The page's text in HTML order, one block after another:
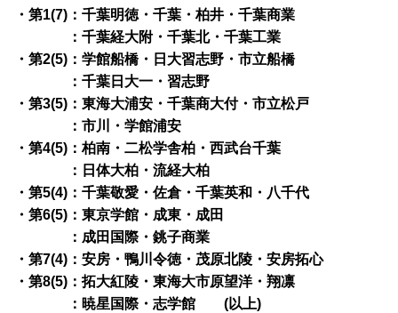
・第1(7)：千葉明徳・千葉・柏井・千葉商業
：千葉経大附・千葉北・千葉工業
・第2(5)：学館船橋・日大習志野・市立船橋
：千葉日大一・習志野
・第3(5)：東海大浦安・千葉商大付・市立松戸
：市川・学館浦安
・第4(5)：柏南・二松学舎柏・西武台千葉
：日体大柏・流経大柏
・第5(4)：千葉敬愛・佐倉・千葉英和・八千代
・第6(5)：東京学館・成東・成田
：成田国際・銚子商業
・第7(4)：安房・鴨川令徳・茂原北陵・安房拓心
・第8(5)：拓大紅陵・東海大市原望洋・翔凛
：暁星国際・志学館 (以上)